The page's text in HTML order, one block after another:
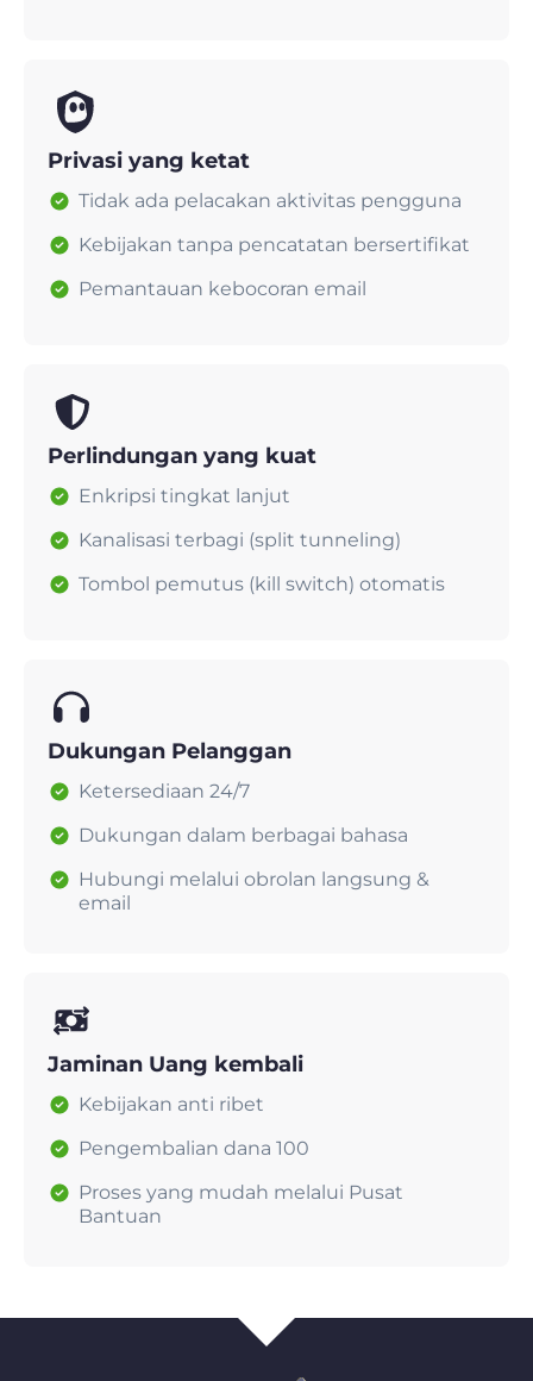
Privasi yang ketat
Tidak ada pelacakan aktivitas pengguna
Kebijakan tanpa pencatatan bersertifikat
Pemantauan kebocoran email
Perlindungan yang kuat
Enkripsi tingkat lanjut
Kanalisasi terbagi (split tunneling)
Tombol pemutus (kill switch) otomatis
Dukungan Pelanggan
Ketersediaan 24/7
Dukungan dalam berbagai bahasa
Hubungi melalui obrolan langsung &
email
Jaminan Uang kembali
Kebijakan anti ribet
Pengembalian dana 100
Proses yang mudah melalui Pusat
Bantuan